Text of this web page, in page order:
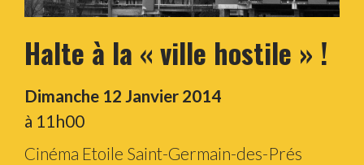
Halte à la « ville hostile » !
Dimanche 12 Janvier 2014
à 11h00
Cinéma Etoile Saint-Germain-des-Prés